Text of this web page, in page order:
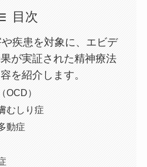
目次
疾患を対象に、エビデ
が実証された精神療法
を紹介します。
OCD）
むしり症
動症